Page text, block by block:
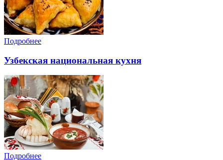
Подробнее
Узбекская национальная кухня
Подробнее